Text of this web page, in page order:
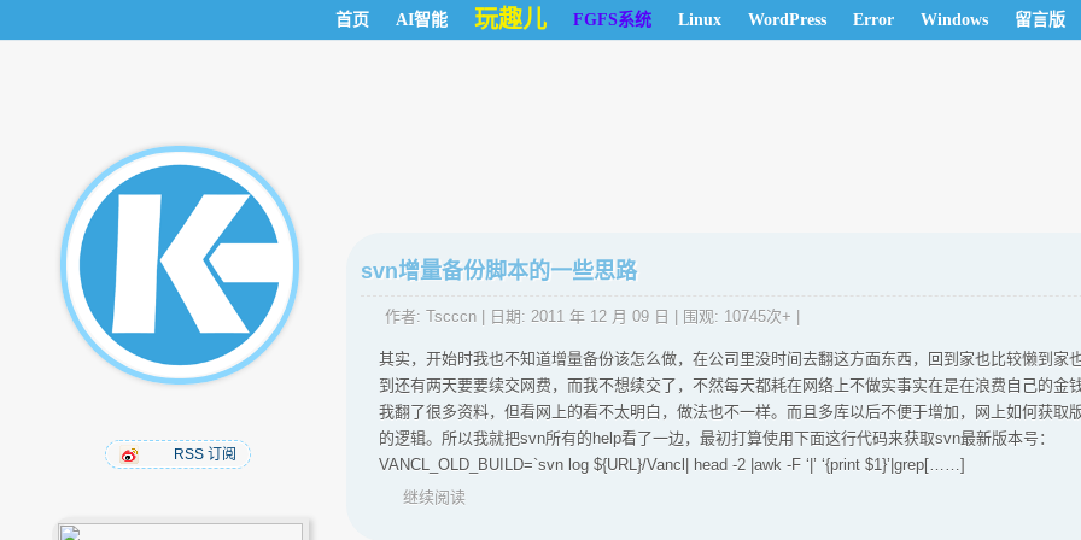
首页 AI智能 玩趣儿 FGFS系统 Linux WordPress Error Windows 留言版
RSS 订阅
svn增量备份脚本的一些思路
作者: Tscccn| 日期: 2011 年 12 月 09 日 | 围观: 10745次+ |
其实，开始时我也不知道增量备份该怎么做，在公司里没时间去翻这方面东西，回到家也比较懒到家
到还有两天要要续交网费，而我不想续交了，不然每天都耗在网络上不做实事实在是在浪费自己的金
我翻了很多资料，但看网上的看不太明白，做法也不一样。而且多库以后不便于增加，网上如何获取
的逻辑。所以我就把svn所有的help看了一边，最初打算使用下面这行代码来获取svn最新版本号：
VANCL_OLD_BUILD=`svn log ${URL}/Vancl| head -2 |awk -F ‘|’ ‘{print $1}’|grep[……]
继续阅读